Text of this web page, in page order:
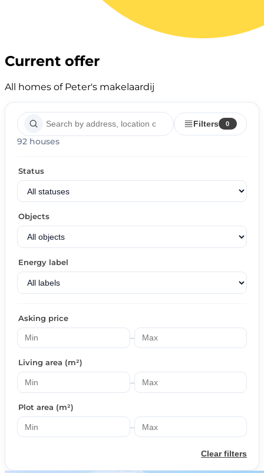
Current offer
All homes of Peter's makelaardij
Filters 0
92 houses
Status
Objects
Energy label
Asking price
–
Living area (m²)
–
Plot area (m²)
–
Clear filters